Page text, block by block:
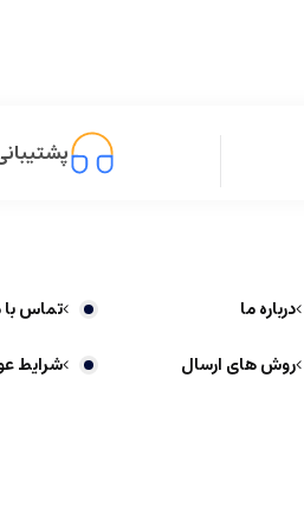
درباره ما
تماس با
روش های ارسال
شرایط